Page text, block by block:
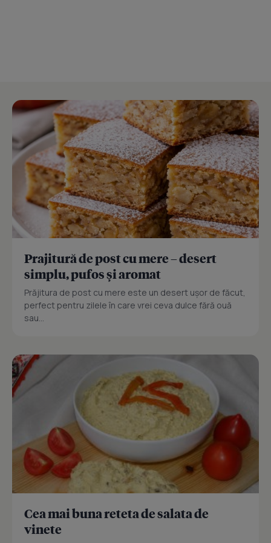
Prajitură de post cu mere – desert
simplu, pufos și aromat
Prăjitura de post cu mere este un desert ușor de făcut,
perfect pentru zilele în care vrei ceva dulce fără ouă
sau...
Cea mai buna reteta de salata de
vinete